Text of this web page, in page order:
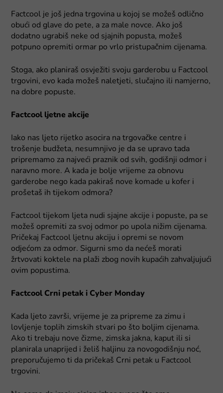
Factcool je još jedna trgovina u kojoj se možeš odlično
obući od glave do pete, a za male novce. Ako još
dodatno ugrabiš neke od sjajnih popusta, možeš
potpuno opremiti ormar po vrlo pristupačnim cijenama.
Stoga, ako planiraš osvježiti svoju garderobu u Factcool
trgovini, evo kada možeš naletjeti, slučajno ili namjerno,
na dobre popuste.
Factcool ljetne akcije
Iako nas ljeto rijetko asocira na trgovačke centre i
trošenje budžeta, nesumnjivo je da se upravo tada
pripremamo za najveći praznik od svih, godišnji odmor i
naravno more. A kada je bolje vrijeme za obnovu
garderobe nego kada pakiraš nove komade u kofer i
prošetaš ih tijekom odmora?
Factcool tijekom ljeta nudi sjajne akcije i popuste, pa se
možeš opremiti za svoj odmor po upola nižim cijenama.
Pričekaj Factcool ljetnu akciju i opremi se novom
odjećom za odmor. Sigurni smo da nećeš morati
žrtvovati koktele na plaži zbog novih kupaćih zahvaljujući
ovim popustima.
Factcool Crni petak i Cyber Monday
Kada ljeto završi, vrijeme je za pripreme za zimu i
lovljenje toplih zimskih stvari po što boljim cijenama.
Ako ti trebaju nove čizme, zimska jakna, kaput ili si
planirala unaprijed i želiš haljinu za novogodišnju noć,
preporučujemo ti da pričekaš Crni petak u Factcool
trgovini.